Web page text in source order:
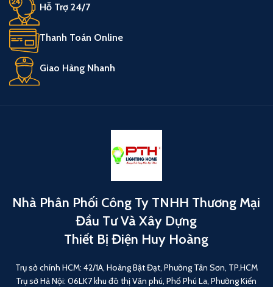
Hỗ Trợ 24/7
Thanh Toán Online
Giao Hàng Nhanh
Nhà Phân Phối Công Ty TNHH Thương Mại
Đầu Tư Và Xây Dựng
Thiết Bị Điện Huy Hoàng
Trụ sở chính HCM: 42/1A, Hoàng Bật Đạt, Phường Tân Sơn, TP.HCM
Trụ sở Hà Nội: 06LK7 khu đô thị Văn phú, Phố Phú La, Phường Kiến